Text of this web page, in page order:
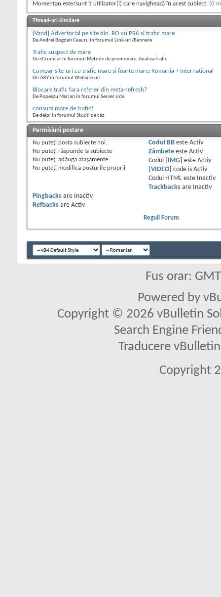
Momentan este/sunt 1 utilizator(i) care navighează în acest subiect. (0
Thread-uri Similare
[Vand] Advertorial pe site din .RO cu PR6 si trafic mare
De Andrei Bogdan Ceauru în forumul Link-uri/Bannere
Trafic suspect de mare
De eCronicar în forumul Metode de promovare, Analiza trafic.
Cumpar site-uri cu trafic mare si foarte mare: Romania + International
De iSKY în forumul Website-uri
Blocare trafic fara referer din meta-refresh?
De Popescu Marian în forumul Server side
consum mare de trafic!
De delpi în forumul Studii de caz
Permisiuni postare
Nu puteţi posta subiecte noi.
Nu puteţi răspunde la subiecte
Nu puteţi adăuga ataşamente
Nu puteţi modifica posturile proprii
Codul BBeste Activ
Zâmbeteeste Activ
Codul
[IMG] este Activ
[VIDEO]
code is Activ
Codul HTML este
Inactiv
Trackbacksare
Inactiv
Pingbacks are
Inactiv
Refbacks are Activ
Reguli Forum
Fus orar:
Powered by
Copyright © 2026 vBulletin
Search Engine
Traducere
Copyright